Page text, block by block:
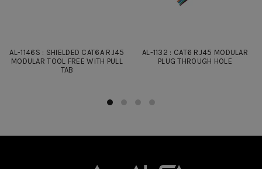
AL-1146S : SHIELDED CAT6A RJ45
MODULAR TOOL FREE WITH PULL
TAB
AL-1132 : CAT6 RJ45 MODULAR
PLUG THROUGH HOLE